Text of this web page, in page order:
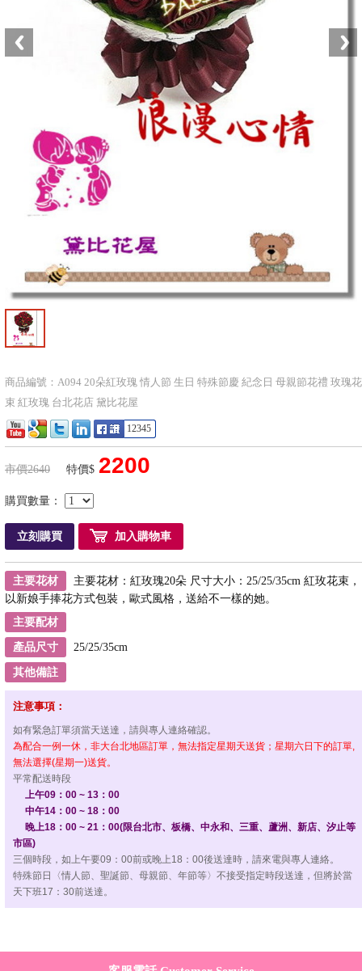
商品編號：A094 20朵紅玫瑰 情人節 生日 特殊節慶 紀念日 母親節花禮 玫瑰花
束 紅玫瑰 台北花店 黛比花屋
12345
市價2640 特價$ 2200
購買數量：
立刻購買 加入購物車
主要花材
主要花材：紅玫瑰20朵 尺寸大小：25/25/35cm 紅玫花束，
以新娘手捧花方式包裝，歐式風格，送給不一樣的她。
主要配材
產品尺寸 25/25/35cm
其他備註
注意事項：
如有緊急訂單須當天送達，請與專人連絡確認。
為配合一例一休，非大台北地區訂單，無法指定星期天送貨；星期六日下的訂單,
無法選擇(星期一)送貨。
平常配送時段
上午09：00 ~ 13：00
中午14：00 ~ 18：00
晚上18：00 ~ 21：00(限台北市、板橋、中永和、三重、蘆洲、新店、汐止等
市區)
三個時段，如上午要09：00前或晚上18：00後送達時，請來電與專人連絡。
特殊節日〈情人節、聖誕節、母親節、年節等〉不接受指定時段送達，但將於當
天下班17：30前送達。